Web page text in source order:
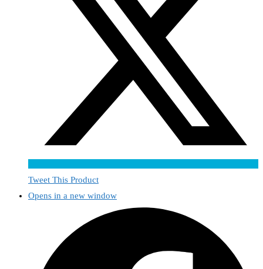
Tweet This Product
Opens in a new window